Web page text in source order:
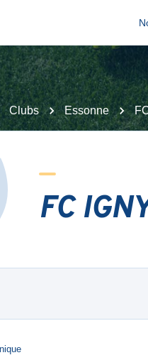
Clubs Essonne
FC